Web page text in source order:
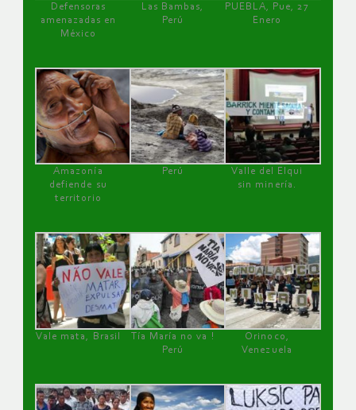
Defensoras
amenazadas en
México
Las Bambas,
Perú
PUEBLA, Pue, 27
Enero
Amazonía
defiende su
territorio
Perú
Valle del Elqui
sin minería.
Vale mata, Brasil
Tía María no va !
Perú
Orinoco,
Venezuela